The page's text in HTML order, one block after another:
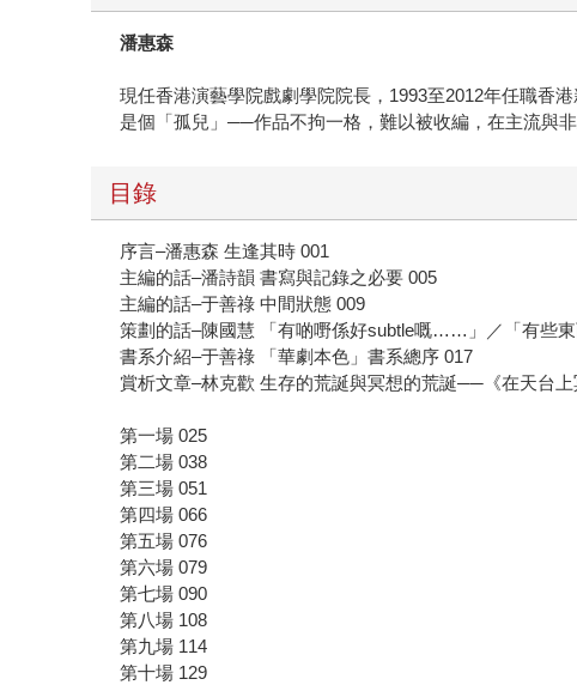
潘惠森
現任香港演藝學院戲劇學院院長，1993至2012年任職香
是個「孤兒」──作品不拘一格，難以被收編，在主流與非
目錄
序言–潘惠森 生逢其時 001
主編的話–潘詩韻 書寫與記錄之必要 005
主編的話–于善祿 中間狀態 009
策劃的話–陳國慧 「有啲嘢係好subtle嘅……」／「有些
書系介紹–于善祿 「華劇本色」書系總序 017
賞析文章–林克歡 生存的荒誕與冥想的荒誕──《在天台
第一場 025
第二場 038
第三場 051
第四場 066
第五場 076
第六場 079
第七場 090
第八場 108
第九場 114
第十場 129